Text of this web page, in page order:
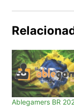
Ablegamers BR